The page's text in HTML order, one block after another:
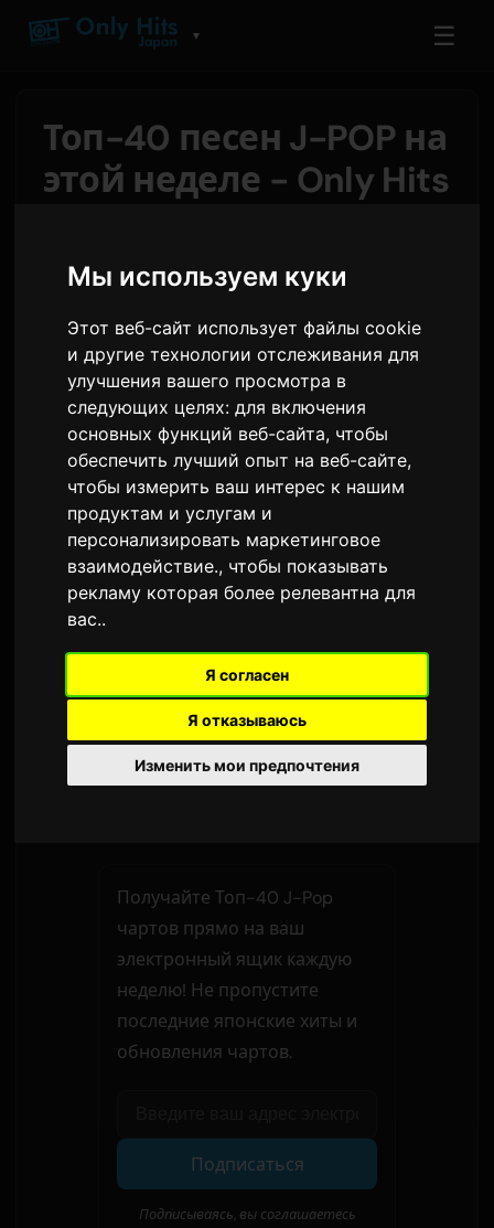
Мы используем куки
Этот веб-сайт использует файлы cookie
и другие технологии отслеживания для
улучшения вашего просмотра в
следующих целях:для включения
основных функций веб-сайта, чтобы
обеспечить лучший опыт на веб-сайте,
чтобы измерить ваш интерес к нашим
продуктам и услугам и
персонализировать маркетинговое
взаимодействие., чтобы показывать
рекламу которая более релевантна для
вас..
Я согласен
Я отказываюсь
Изменить мои предпочтения
▼ ☰
Топ-40 песен J-POP на
этой неделе - Only Hits
ОтSam 29 июля 2026 1,735 просмотров
CORTISудерживает первую позицию, пока
REDREDотмечает свою 11-ю неделю на
вершине. Чуть ниже Kenshi Yonezu
совершает прыжок на 12 позиций с треком
夜鷹 - Yodaka, поднявшись с 14-го на 2-е
место. Самый большой скачок недели
принадлежитMrs. GREEN APPLE, чей сингл
REDRED
夜鷹 - Yodaka
Kenshi Yonezu
▲12
AIZO
King Gnu
▲
Получайте Топ-40 J-Pop
чартов прямо на ваш
электронный ящик каждую
неделю! Не пропустите
последние японские хиты и
обновления чартов.
Подписаться
Подписываясь, вы соглашаетесь